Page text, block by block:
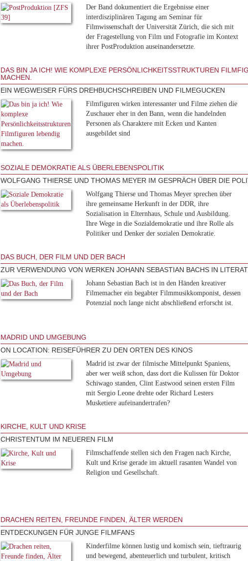
Der Band dokumentiert die Ergebnisse einer
interdisziplinären Tagung am Seminar für
Filmwissenschaft der Universität Zürich, die sich mit
der Fragestellung von Film und Fotografie im Kontext
ihrer PostProduktion auseinandersetzte.
DAS BIN JA ICH! WIE KOMPLEXE PERSÖNLICHKEITSSTRUKTUREN
MACHEN.
EIN WEGWEISER FÜRS DREHBUCHSCHREIBEN UND FILMEGUCKEN
Filmfiguren wirken interessanter und Filme ziehen die
Zuschauer eher in den Bann, wenn die handelnden
Personen als Charaktere mit Ecken und Kanten
ausgebildet sind
SOZIALE DEMOKRATIE ALS ÜBERLEBENSPOLITIK
WOLFGANG THIERSE UND THOMAS MEYER IM GESPRÄCH ÜBER DIE
Wolfgang Thierse und Thomas Meyer sprechen über
ihre gemeinsame Herkunft in der DDR, ihre
Sozialisation in Elternhaus, Schule und Ausbildung.
Ihre Wege in die Sozialdemokratie und ihre Rolle als
Politiker und Denker der sozialen Demokratie.
DAS BUCH, DER FILM UND DER BACH
ZUR VERWENDUNG VON WERKEN JOHANN SEBASTIAN BACHS IN
Johann Sebastian Bach ist in den Händen kreativer
Filmemacher ein begabter Filmmusikkomponist, dessen
Potenzial noch lange nicht abschließend erforscht ist.
MADRID UND UMGEBUNG
ON LOCATION: REISEFÜHRER ZU DEN ORTEN DES KINOS
Madrid ist zwar der filmische Mittelpunkt Spaniens,
aber wer weiß schon, dass dort die Kulissen für Doktor
Schiwago standen, Clint Eastwood seinen ersten Film
mit Sergio Leone drehte oder Richard Lesters
Musketiere aufeinandertrafen?
KIRCHE, KULT UND KRISE
CHRISTENTUM IM NEUEREN FILM
Filmschaffende stellen sich den Fragen nach Kirche,
Kult und Krise gerade im aktuell rasanten Wandel von
Religion und Gesellschaft.
DRACHEN REITEN, FREUNDE FINDEN, ÄLTER WERDEN
ENTDECKUNGEN FÜR JUNGE FILMFANS
Kinderfilme können lustig und komisch sein, tieftraurig
und bewegend, abenteuerlich und turbulent, kritisch